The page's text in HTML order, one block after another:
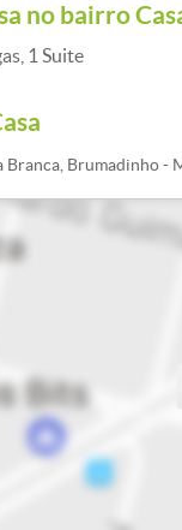
no bairro
1 Suite
Branca, Brumadinho -